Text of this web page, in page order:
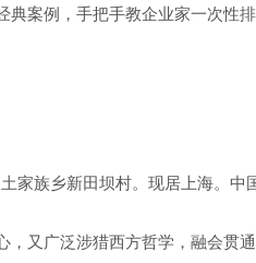
典案例，手把手教企业家一次性
家族乡新田坝村。现居上海。中
又广泛涉猎西方哲学，融会贯